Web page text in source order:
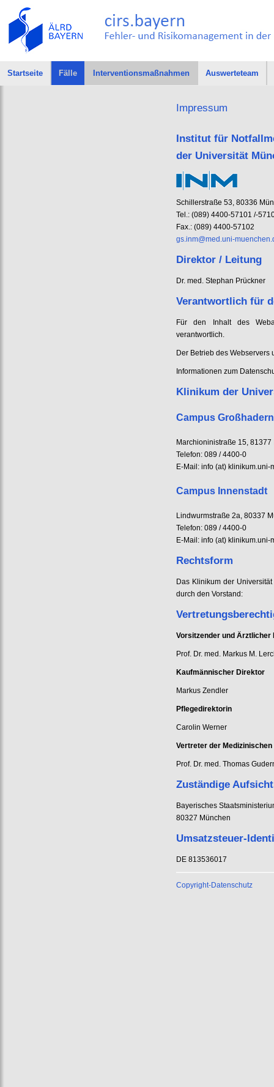
Startseite Fälle Interventionsmaßnahmen Auswerteteam
Impressum
Institut für
der Universität
Schillerstraße 53, 80336
Tel.: (089) 4400-57101 /-
Fax.: (089) 4400-57102
gs.inm@med.uni-
Direktor / Leitung
Dr. med. Stephan Prückner
Verantwortlich für
Für den Inhalt des
verantwortlich.
Der Betrieb des
Informationen zum
Klinikum der
Campus Großhadern
Marchioninistraße 15, 81377
Telefon: 089 / 4400-0
E-Mail: info (at) klinikum.uni-
Campus Innenstadt
Lindwurmstraße 2a, 80337
Telefon: 089 / 4400-0
E-Mail: info (at) klinikum.uni-
Rechtsform
Das Klinikum der
durch den Vorstand:
Vorsitzender und Ärztlicher
Prof. Dr. med. Markus M.
Kaufmännischer Direktor
Markus Zendler
Pflegedirektorin
Carolin Werner
Vertreter der Medizinischen
Prof. Dr. med. Thomas
Zuständige
Bayerisches
80327 München
Umsatzsteuer-
DE 813536017
Copyright-Datenschutz